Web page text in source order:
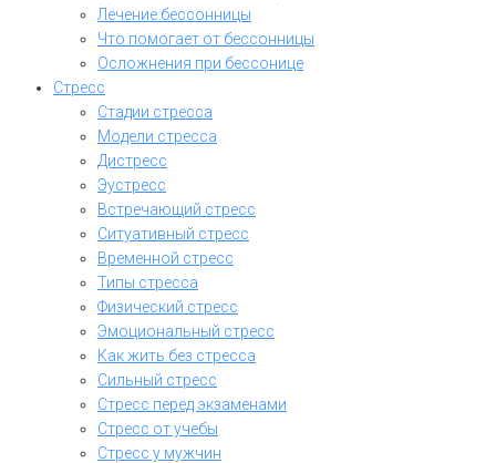
Лечение бессонницы
Что помогает от бессонницы
Осложнения при бессонице
Стресс
Стадии стресса
Модели стресса
Дистресс
Эустресс
Встречающий стресс
Ситуативный стресс
Временной стресс
Типы стресса
Физический стресс
Эмоциональный стресс
Как жить без стресса
Сильный стресс
Стресс перед экзаменами
Стресс от учебы
Стресс у мужчин